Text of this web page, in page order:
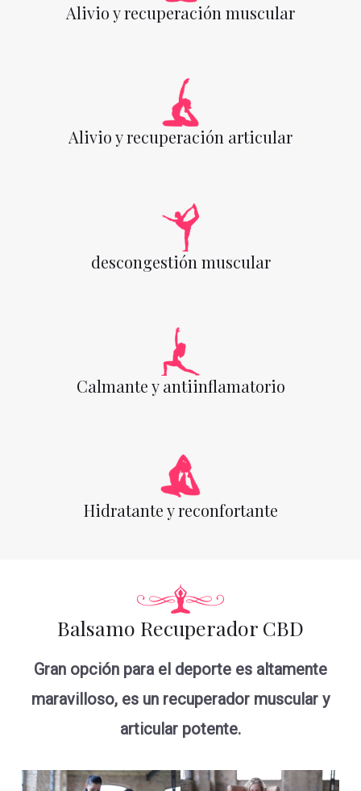
Alivio y recuperación muscular
Alivio y recuperación articular
descongestión muscular
Calmante y antiinflamatorio
Hidratante y reconfortante
Balsamo Recuperador CBD
Gran opción para el deporte es altamente
maravilloso, es un recuperador muscular y
articular potente.